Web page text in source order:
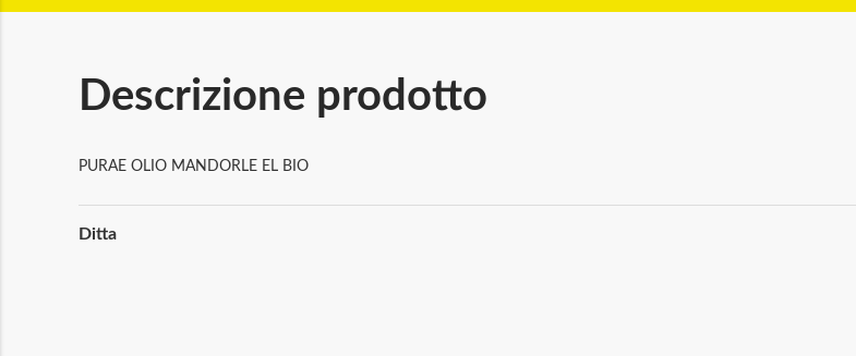
Descrizione prodotto
PURAE OLIO MANDORLE EL BIO
Informazioni
Ditta